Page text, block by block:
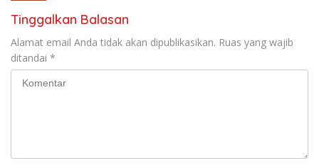
Tinggalkan Balasan
Alamat email Anda tidak akan dipublikasikan. Ruas yang wajib
ditandai *